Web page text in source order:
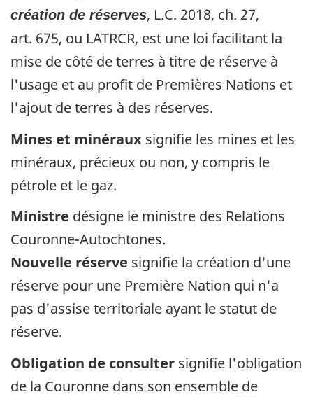
création de réserves, L.C. 2018, ch. 27,
art. 675, ou LATRCR, est une loi facilitant la
mise de côté de terres à titre de réserve à
l'usage et au profit de Premières Nations et
l'ajout de terres à des réserves.
Mines et minéraux signifie les mines et les
minéraux, précieux ou non, y compris le
pétrole et le gaz.
Ministre désigne le ministre des Relations
Couronne-Autochtones.
Nouvelle réserve signifie la création d'une
réserve pour une Première Nation qui n'a
pas d'assise territoriale ayant le statut de
réserve.
Obligation de consulter signifie l'obligation
de la Couronne dans son ensemble de